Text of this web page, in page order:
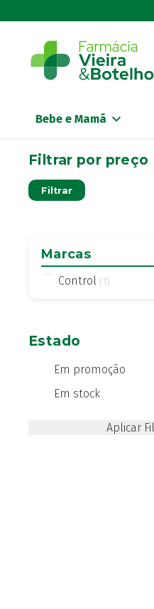
Bebe e Mamã
Filtrar por preço
Filtrar
Marcas
Control (1)
Estado
Em promoção
Em stock